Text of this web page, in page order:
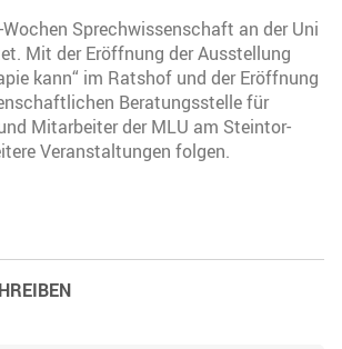
Wochen Sprechwissenschaft an der Uni
Mit der Eröffnung der Ausstellung
kann“ im Ratshof und der Eröffnung
Beratungsstelle für
Mitarbeiter der MLU am Steintor-
Veranstaltungen folgen.